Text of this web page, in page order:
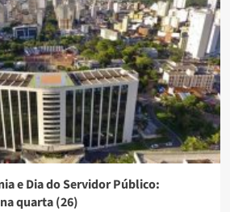
e Dia do Servidor Público:
quarta (26)